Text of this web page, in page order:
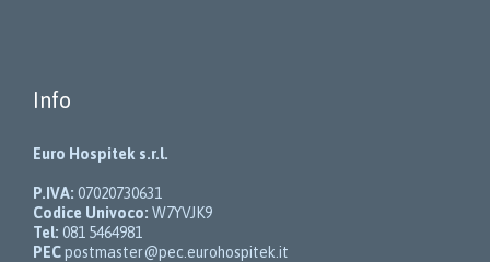
Info
Euro Hospitek s.r.l.
P.IVA: 07020730631
Codice Univoco: W7YVJK9
Tel: 081 5464981
PECpostmaster@pec.eurohospitek.it